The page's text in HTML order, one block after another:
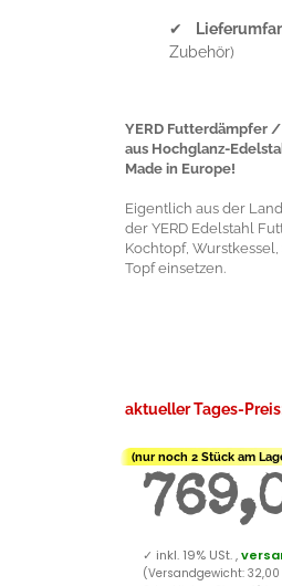
✔
Zubehör)
YERD Futterdämpfer
aus Hochglanz-
Made in Europe!
Eigentlich aus der
der YERD Edelstahl
Kochtopf,
Topf einsetzen.
aktueller Tages-
(nur noch 2 Stück am
✓ inkl. 19% USt. ,
(Versandgewicht: